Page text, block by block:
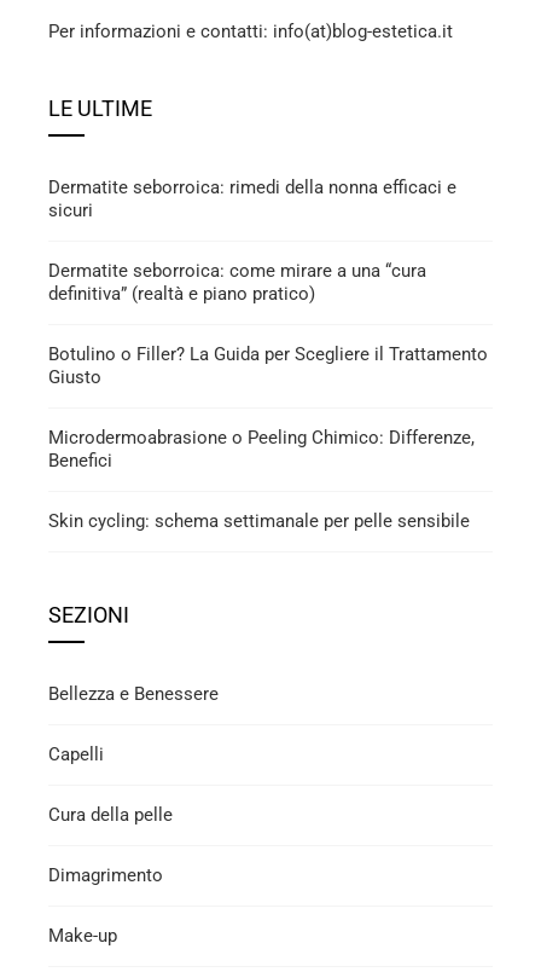
Per informazioni e contatti: info(at)blog-estetica.it
LE ULTIME
Dermatite seborroica: rimedi della nonna efficaci e
sicuri
Dermatite seborroica: come mirare a una “cura
definitiva” (realtà e piano pratico)
Botulino o Filler? La Guida per Scegliere il Trattamento
Giusto
Microdermoabrasione o Peeling Chimico: Differenze,
Benefici
Skin cycling: schema settimanale per pelle sensibile
SEZIONI
Bellezza e Benessere
Capelli
Cura della pelle
Dimagrimento
Make-up